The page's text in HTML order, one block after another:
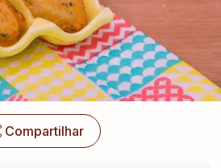
Compartilhar